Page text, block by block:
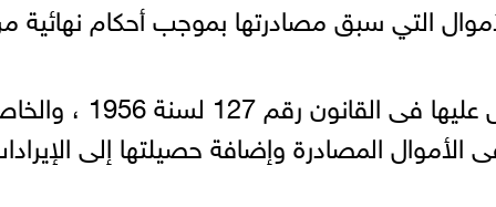
التي سبق مصادرتها بموجب أحكام نهائية
وكذلك الأموال المستردة المنصوص عليها فى القانون رقم
المصادرة وإضافة حصيلتها إلى